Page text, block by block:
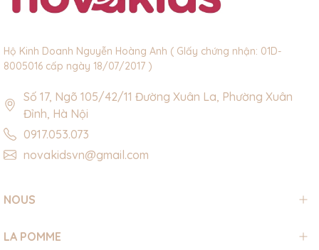
Hộ Kinh Doanh Nguyễn Hoàng Anh ( GIấy chứng nhận: 01D-
8005016 cấp ngày 18/07/2017 )
Số 17, Ngõ 105/42/11 Đường Xuân La, Phường Xuân
Đỉnh, Hà Nội
0917.053.073
novakidsvn@gmail.com
NOUS
LA POMME